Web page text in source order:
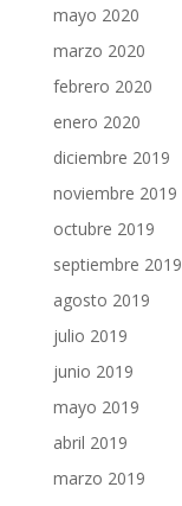
mayo 2020
marzo 2020
febrero 2020
enero 2020
diciembre 2019
noviembre 2019
octubre 2019
septiembre 2019
agosto 2019
julio 2019
junio 2019
mayo 2019
abril 2019
marzo 2019